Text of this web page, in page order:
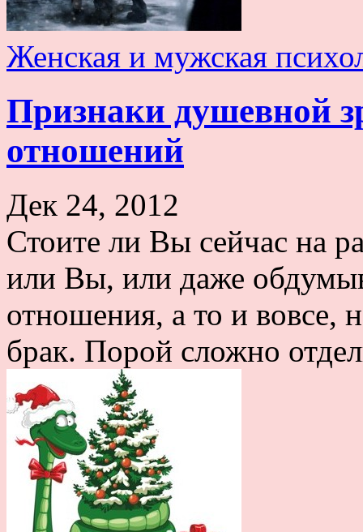
Женская и мужская
Признаки душевной
отношений
Дек 24, 2012
Стоите ли Вы сейчас на
или Вы, или даже
отношения, а то и вовсе,
брак. Порой сложно